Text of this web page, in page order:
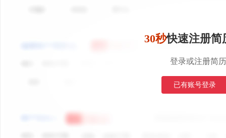
30秒快速注册简
登录或注册简
已有账号登录